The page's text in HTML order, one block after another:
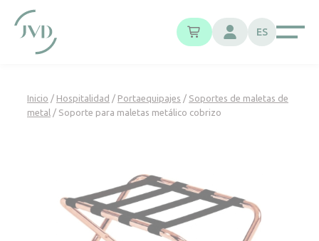
ES
Inicio / Hospitalidad / Portaequipajes / Soportes de maletas de
metal / Soporte para maletas metálico cobrizo
Panel de gestión de cookies